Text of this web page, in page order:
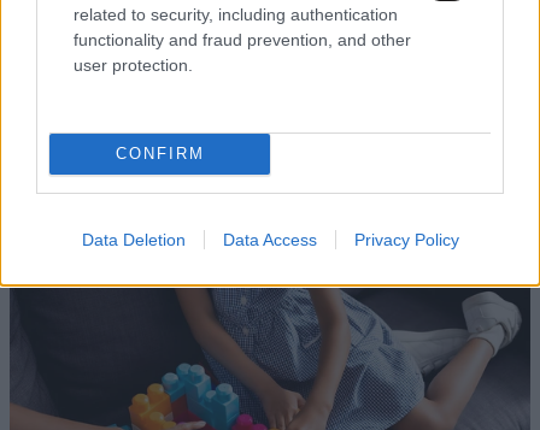
related to security, including authentication
functionality and fraud prevention, and other
user protection.
CONFIRM
Data Deletion Data Access Privacy Policy
«Χρυσάφι» τα καύσιμα για τους αδειούχους:
Πότε θα πέσουν οι τιμές – «Δεν πρέπει να